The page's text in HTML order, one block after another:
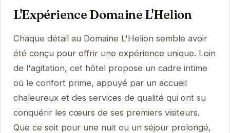
L'Expérience Domaine L'Helion
Chaque détail au Domaine L'Helion semble avoir
été conçu pour offrir une expérience unique. Loin
de l'agitation, cet hôtel propose un cadre intime
où le confort prime, appuyé par un accueil
chaleureux et des services de qualité qui ont su
conquérir les cœurs de ses premiers visiteurs.
Que ce soit pour une nuit ou un séjour prolongé,